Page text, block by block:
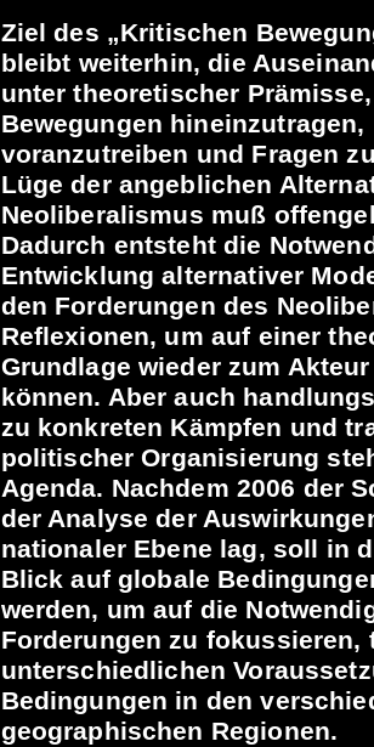
Ziel des „Kritischen
bleibt weiterhin, die
unter theoretischer
Bewegungen hineinzutragen,
voranzutreiben und Fragen
Lüge der angeblichen
Neoliberalismus muß
Dadurch entsteht die
Entwicklung alternativer
den Forderungen des
Reflexionen, um auf einer
Grundlage wieder zum
können. Aber auch
zu konkreten Kämpfen und
politischer Organisierung
Agenda. Nachdem 2006 der
der Analyse der
nationaler Ebene lag, soll in
Blick auf globale
werden, um auf die
Forderungen zu fokussieren,
unterschiedlichen
Bedingungen in den
geographischen Regionen.